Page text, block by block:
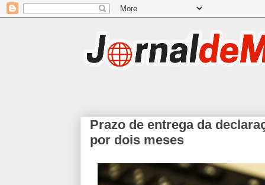
Prazo de entrega da
por dois meses